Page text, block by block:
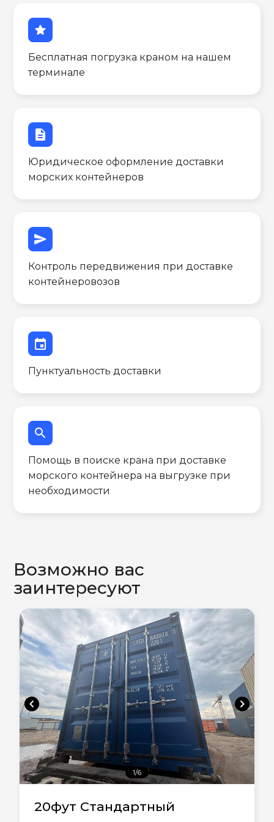
star
Бесплатная погрузка краном на нашем
терминале
description
Юридическое оформление доставки
морских контейнеров
send
Контроль передвижения при доставке
контейнеровозов
event
Пунктуальность доставки
search
Помощь в поиске крана при доставке
морского контейнера на выгрузке при
необходимости
Возможно вас
заинтересуют
chevron_left chevron_right
1/6
20фут Стандартный